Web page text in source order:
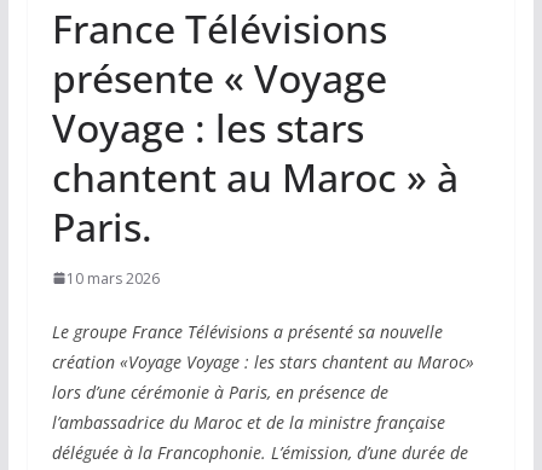
France Télévisions
présente « Voyage
Voyage : les stars
chantent au Maroc » à
Paris.
10 mars 2026
Le groupe France Télévisions a présenté sa nouvelle
création «Voyage Voyage : les stars chantent au Maroc»
lors d’une cérémonie à Paris, en présence de
l’ambassadrice du Maroc et de la ministre française
déléguée à la Francophonie. L’émission, d’une durée de